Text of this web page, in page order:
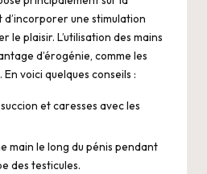
une stimulation
le plaisir. L’utilisation des mains
d’érogénie, comme les
voici quelques conseils :
et caresses avec les
main le long du pénis pendant
des testicules.